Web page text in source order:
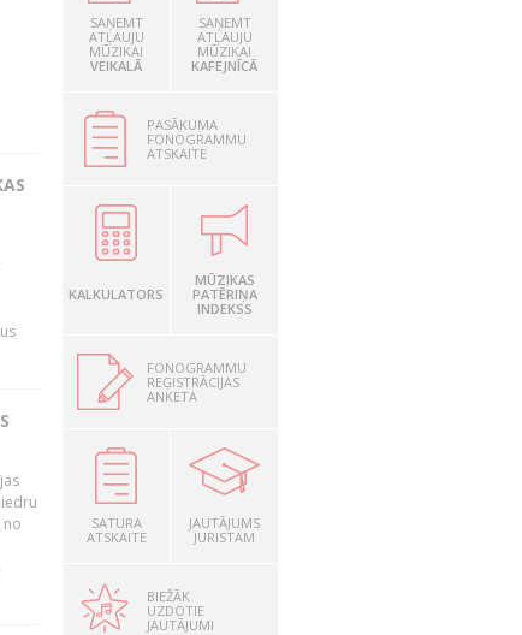
SAŅEMT
ATĻAUJU
MŪZIKAI
VEIKALĀ
SAŅEMT
ATĻAUJU
MŪZIKAI
KAFEJNĪCĀ
PASĀKUMA
FONOGRAMMU
ATSKAITE
KALKULATORS
MŪZIKAS
PATĒRIŅA
INDEKSS
FONOGRAMMU
REĢISTRĀCIJAS
ANKETA
SATURA
ATSKAITE
JAUTĀJUMS
JURISTAM
BIEŽĀK
UZDOTIE
JAUTĀJUMI